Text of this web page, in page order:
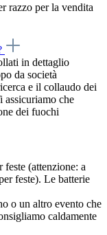
razzo per la vendita
in dettaglio
da società
e il collaudo dei
assicuriamo che
dei fuochi
(attenzione: a
feste). Le batterie
o un altro evento che
caldamente